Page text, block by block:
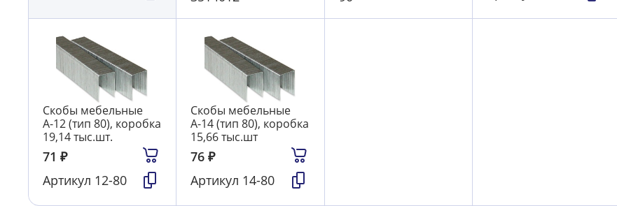
Скобы мебельные
А-12 (тип 80), коробка
19,14 тыс.шт.
71 ₽
Артикул 12-80
Скобы мебельные
А-14 (тип 80), коробка
15,66 тыс.шт
76₽
Артикул 14-80